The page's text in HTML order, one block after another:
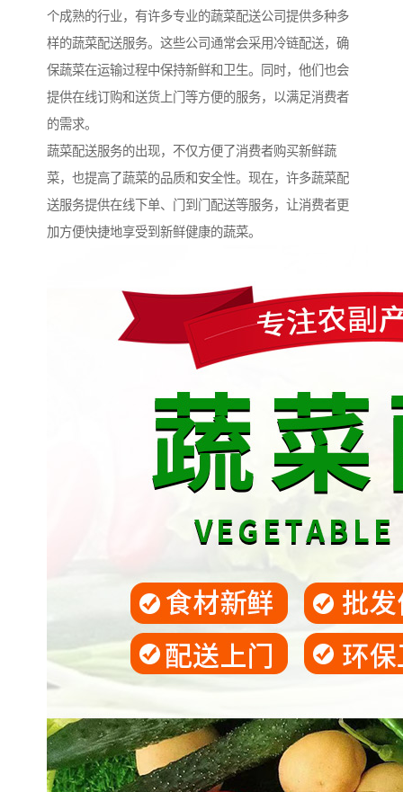
个成熟的行业，有许多专业的蔬菜配送公司提供多种多
样的蔬菜配送服务。这些公司通常会采用冷链配送，确
保蔬菜在运输过程中保持新鲜和卫生。同时，他们也会
提供在线订购和送货上门等方便的服务，以满足消费者
的需求。
蔬菜配送服务的出现，不仅方便了消费者购买新鲜蔬
菜，也提高了蔬菜的品质和安全性。现在，许多蔬菜配
送服务提供在线下单、门到门配送等服务，让消费者更
加方便快捷地享受到新鲜健康的蔬菜。